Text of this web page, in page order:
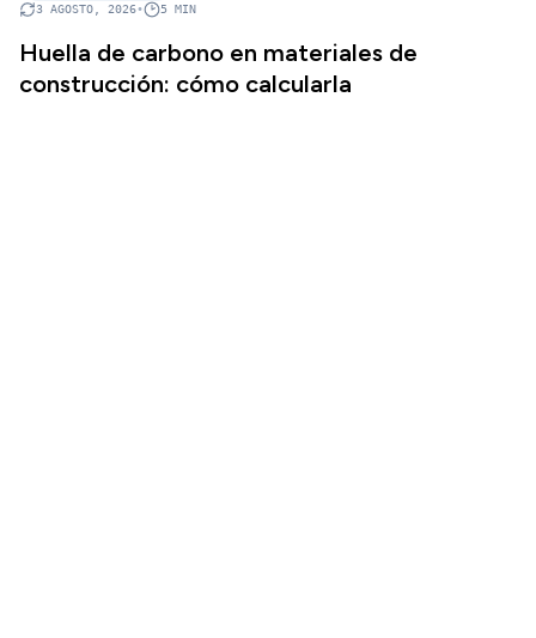
3 AGOSTO, 2026• 5 MIN
Huella de carbono en materiales de
construcción: cómo calcularla